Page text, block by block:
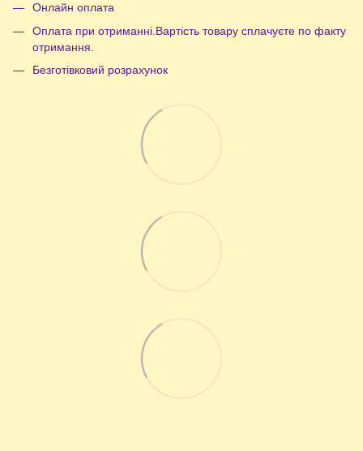
Онлайн оплата
Оплата при отриманні.Вартість товару сплачуєте по факту
отримання.
Безготівковий розрахунок